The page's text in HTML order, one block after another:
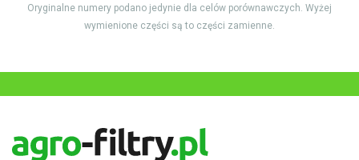
Oryginalne numery podano jedynie dla celów porównawczych. Wyżej
wymienione części są to części zamienne.